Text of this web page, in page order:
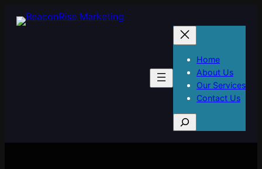
Home
About Us
Our Services
Contact Us
e
a